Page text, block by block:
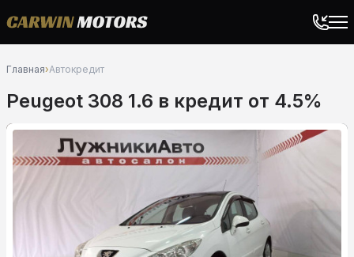
Главная›Автокредит
Peugeot 308 1.6 в кредит от 4.5%